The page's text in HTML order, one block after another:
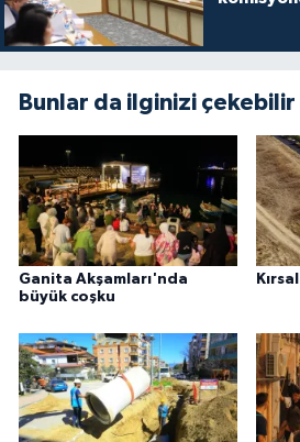
Bunlar da ilginizi çekebilir
Ganita Akşamları'nda
büyük coşku